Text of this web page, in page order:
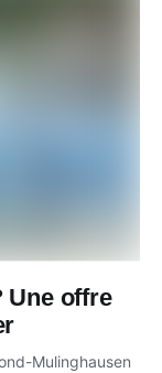
Une offre
Mulinghausen